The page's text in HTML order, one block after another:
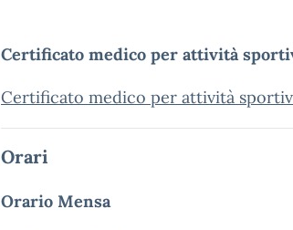
Certificato medico per attività
Certificato medico per attività
Orari
Orario Mensa